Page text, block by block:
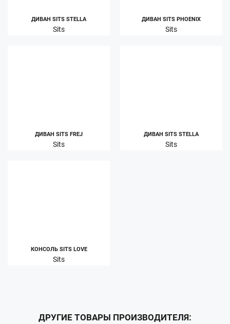
ДИВАН SITS STELLA
Sits
ДИВАН SITS PHOENIX
Sits
ДИВАН SITS FREJ
Sits
ДИВАН SITS STELLA
Sits
КОНСОЛЬ SITS LOVE
Sits
ДРУГИЕ ТОВАРЫ ПРОИЗВОДИТЕЛЯ: